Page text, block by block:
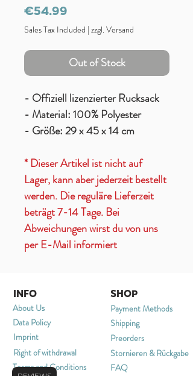
€54.99
Sales Tax Included | zzgl. Versand
Out of Stock
- Offiziell lizenzierter Rucksack
- Material: 100% Polyester
- Größe: 29 x 45 x 14 cm
* Dieser Artikel ist nicht auf
Lager, kann aber jederzeit bestellt
werden. Die reguläre Lieferzeit
beträgt 7-14 Tage. Bei
Abweichungen wirst du von uns
per E-Mail informiert
INFO
About Us
Imprint
Data Policy
Right of withdrawal
Terms and Conditions
SHOP
Payment Methods
Shipping
Preorders
Stornieren & Rückgabe
FAQ